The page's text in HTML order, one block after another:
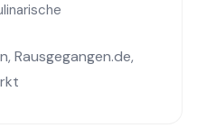
, Rausgegangen.de,